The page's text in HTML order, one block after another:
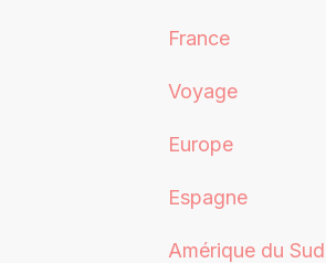
France
Voyage
Europe
Espagne
Amérique du Sud